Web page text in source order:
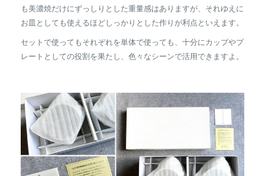
も美濃焼だけにずっしりとした重量感はありますが、それゆえに
お皿としても使えるほどしっかりとした作りが利点といえます。
セットで使ってもそれぞれを単体で使っても、十分にカップやプ
レートとしての役割を果たし、色々なシーンで活用できますよ。